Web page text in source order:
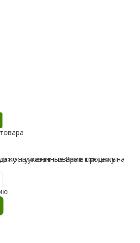
на указанные Вами контакты
поступлении товара в продажу на